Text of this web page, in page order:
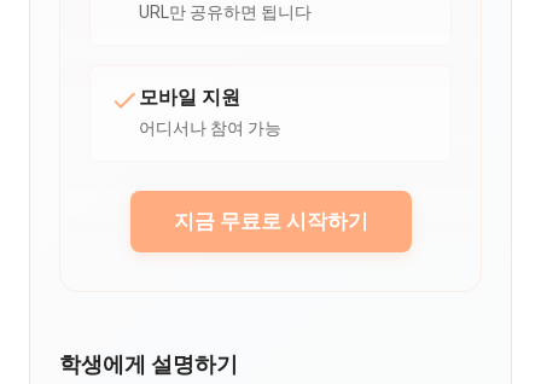
URL만 공유하면 됩니다
모바일 지원
어디서나 참여 가능
지금 무료로 시작하기
학생에게 설명하기